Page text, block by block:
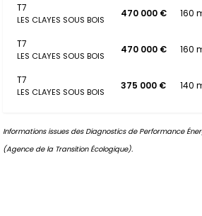
T7
LES CLAYES SOUS BOIS
470 000 € 160
T7
LES CLAYES SOUS BOIS
470 000 € 160
T7
LES CLAYES SOUS BOIS
375 000 € 140
Informations issues des Diagnostics de Performance
(Agence de la Transition Écologique).